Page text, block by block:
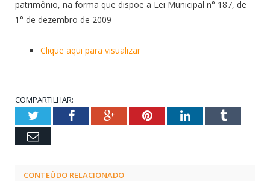
patrimônio, na forma que dispõe a Lei Municipal n° 187, de
1° de dezembro de 2009
Clique aqui para visualizar
COMPARTILHAR:
TwitterFacebookGoogle+PinterestLinkedInTumblr
Email
CONTEÚDO RELACIONADO